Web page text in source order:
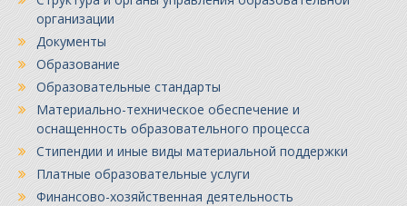
организации
Документы
Образование
Образовательные стандарты
Материально-техническое обеспечение и
оснащенность образовательного процесса
Стипендии и иные виды материальной поддержки
Платные образовательные услуги
Финансово-хозяйственная деятельность